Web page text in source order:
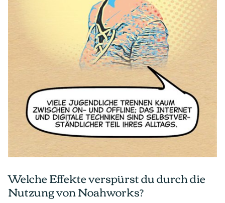
Welche Effekte verspürst du durch die
Nutzung von Noahworks?